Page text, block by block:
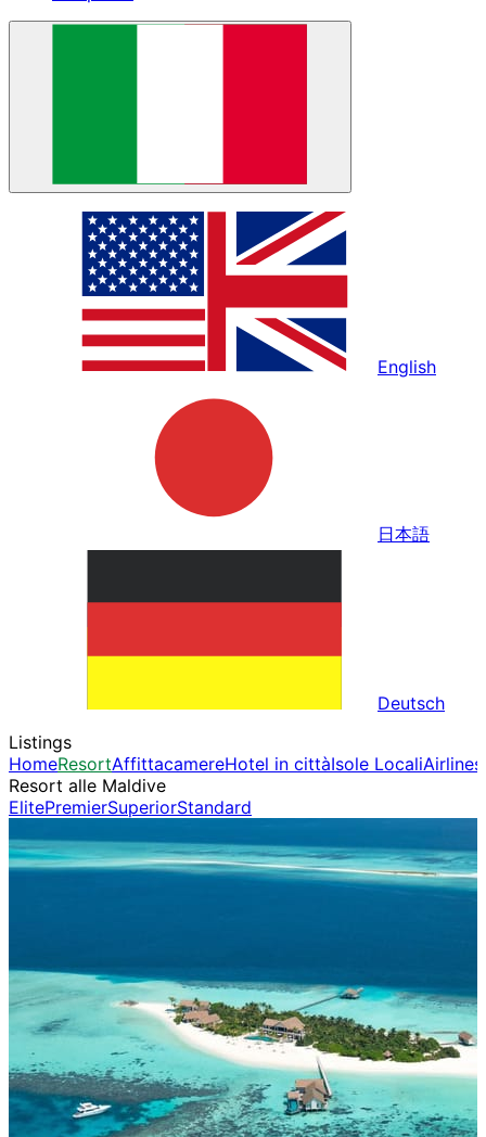
English
日本語
Deutsch
Listings
HomeResortAffittacamereHotel in cittàIsole LocaliAirlines
Resort alle Maldive
ElitePremierSuperiorStandard